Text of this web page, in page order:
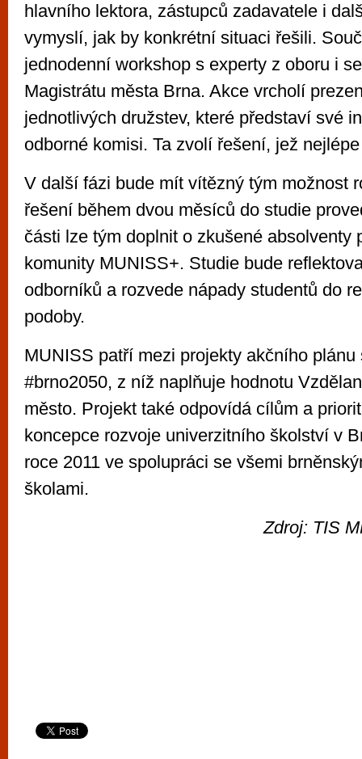
hlavního lektora, zástupců zadavatele i
vymyslí, jak by konkrétní situaci řešili.
jednodenní workshop s experty z oboru i
Magistrátu města Brna. Akce vrcholí
jednotlivých družstev, které představí své
odborné komisi. Ta zvolí řešení, jež
V další fázi bude mít vítězný tým možnost
řešení během dvou měsíců do studie
části lze tým doplnit o zkušené absolventy
komunity MUNISS+. Studie bude
odborníků a rozvede nápady studentů do
podoby.
MUNISS patří mezi projekty akčního plánu
#brno2050, z níž naplňuje hodnotu
město. Projekt také odpovídá cílům a
koncepce rozvoje univerzitního školství v
roce 2011 ve spolupráci se všemi
školami.
Zdroj: TIS